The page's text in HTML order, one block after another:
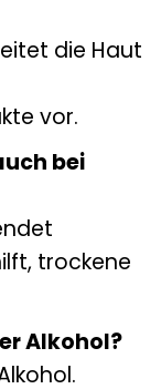
die Haut
vor.
bei
trockene
Alkohol?